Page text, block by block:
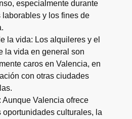
especialmente durante
laborables y los fines de
la vida: Los alquileres y el
la vida en general son
caros en Valencia, en
con otras ciudades
Aunque Valencia ofrece
oportunidades culturales, la